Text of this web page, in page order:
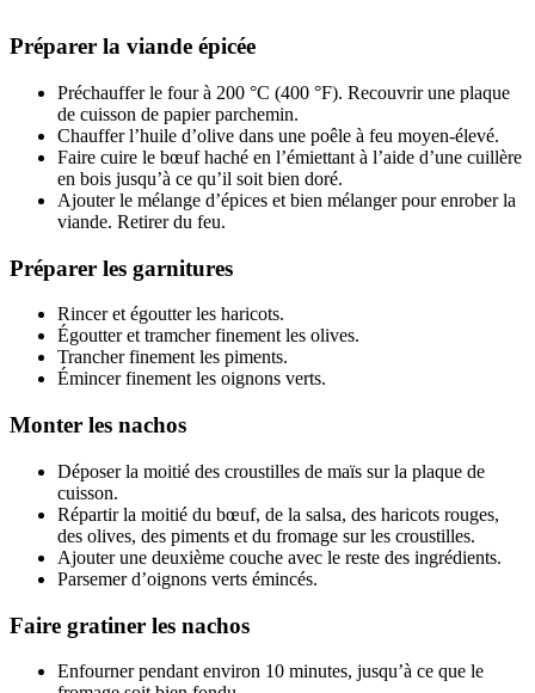
Préparer la viande épicée
Préchauffer le four à 200 °C (400 °F). Recouvrir une plaque
de cuisson de papier parchemin.
Chauffer l’huile d’olive dans une poêle à feu moyen-élevé.
Faire cuire le bœuf haché en l’émiettant à l’aide d’une cuillère
en bois jusqu’à ce qu’il soit bien doré.
Ajouter le mélange d’épices et bien mélanger pour enrober la
viande. Retirer du feu.
Préparer les garnitures
Rincer et égoutter les haricots.
Égoutter et tramcher finement les olives.
Trancher finement les piments.
Émincer finement les oignons verts.
Monter les nachos
Déposer la moitié des croustilles de maïs sur la plaque de
cuisson.
Répartir la moitié du bœuf, de la salsa, des haricots rouges,
des olives, des piments et du fromage sur les croustilles.
Ajouter une deuxième couche avec le reste des ingrédients.
Parsemer d’oignons verts émincés.
Faire gratiner les nachos
Enfourner pendant environ 10 minutes, jusqu’à ce que le